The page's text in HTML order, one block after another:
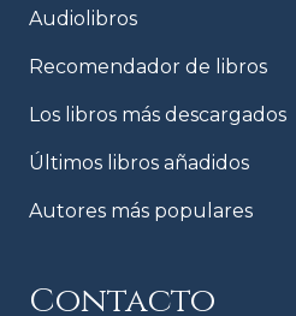
Audiolibros
Recomendador de libros
Los libros más descargados
Últimos libros añadidos
Autores más populares
Contacto